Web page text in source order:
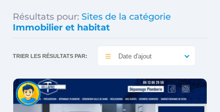
Résultats pour: Sites de la catégorie
Immobilier et habitat
TRIER LES RÉSULTATS PAR: Date d'ajout